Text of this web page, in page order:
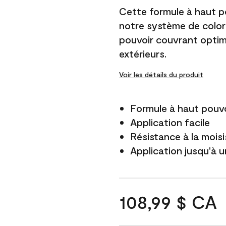
Cette formule à haut
notre système de
pouvoir couvrant
extérieurs.
Voir les détails du produit
Formule à haut
Application facile
Résistance à la
Application jusqu'à
108,99 $ CA